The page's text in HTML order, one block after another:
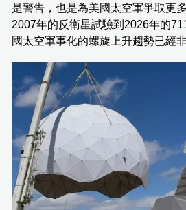
是警告，也是為美國太空軍爭取更
2007年的反衛星試驗到2026年的
國太空軍事化的螺旋上升趨勢已經非